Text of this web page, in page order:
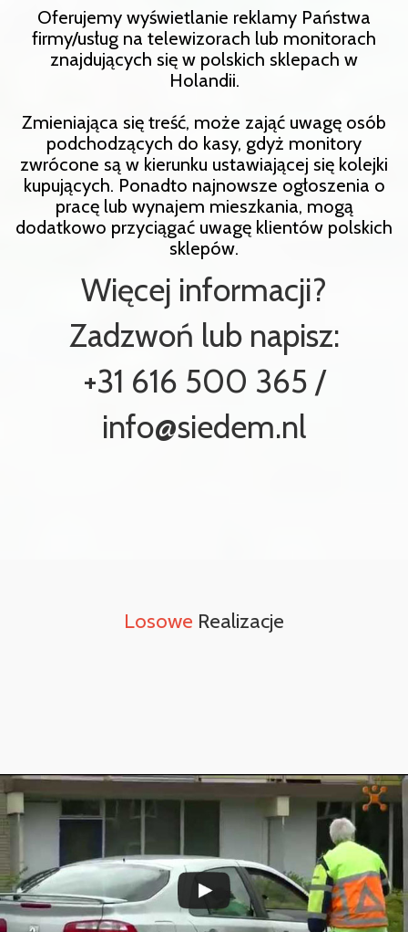
Oferujemy wyświetlanie reklamy Państwa
firmy/usług na telewizorach lub monitorach
znajdujących się w polskich sklepach w
Holandii.
Zmieniająca się treść, może zająć uwagę osób
podchodzących do kasy, gdyż monitory
zwrócone są w kierunku ustawiającej się kolejki
kupujących. Ponadto najnowsze ogłoszenia o
pracę lub wynajem mieszkania, mogą
dodatkowo przyciągać uwagę klientów polskich
sklepów.
Więcej informacji?
Zadzwoń lub napisz:
+31 616 500 365 /
info@siedem.nl
Losowe Realizacje